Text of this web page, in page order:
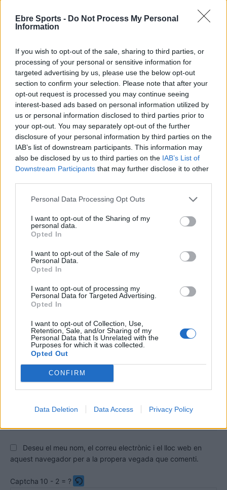
Ebre Sports - Do Not Process My Personal
Information
If you wish to opt-out of the sale, sharing to third parties, or
processing of your personal or sensitive information for
targeted advertising by us, please use the below opt-out
section to confirm your selection. Please note that after your
opt-out request is processed you may continue seeing
interest-based ads based on personal information utilized by
us or personal information disclosed to third parties prior to
your opt-out. You may separately opt-out of the further
disclosure of your personal information by third parties on the
IAB’s list of downstream participants. This information may
also be disclosed by us to third parties on the IAB’s List of
Downstream Participants that may further disclose it to other
Personal Data Processing Opt Outs
I want to opt-out of the Sharing of my
personal data.
Opted In
I want to opt-out of the Sale of my
Personal Data.
Opted In
I want to opt-out of processing my
Personal Data for Targeted Advertising.
Opted In
I want to opt-out of Collection, Use,
Retention, Sale, and/or Sharing of my
Personal Data that Is Unrelated with the
Purposes for which it was collected.
Opted Out
CONFIRM
Data Deletion Data Access Privacy Policy
ARTICLES RELACIONATS
Handbol
el bon nivell de joc d’inici de partit
maig 7, 2026
Handbol
Contundent victòria per acabar la Lliga
Catalana d’Or amb bones sensacions
maig 3, 2026
El Centre d’Esports Tortosa sorprès per
part d’un rival que lluita per la
DEIXA UNA RESPOSTA
Comentari:
Deseu el meu nom, el correu electrònic i el lloc web en
aquest navegador per a la propera vegada que comenti.
Captcha 10 - 2 = ?